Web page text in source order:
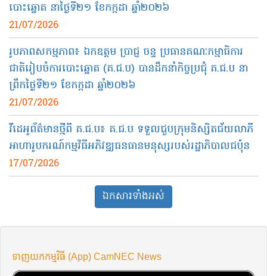
បោះឆ្នោត នាថ្ងៃទី២១ ខែកក្កដា ឆ្នាំ២០២៦
21/07/2026
រូបភាពសកម្មភាព៖ ឯកឧត្ដម ប្រាជ្ញ ចន្ទ ប្រធានគណៈកម្មាធិការ
ជាតិរៀបចំការបោះឆ្នោត (គ.ជ.ប) បានដឹកនាំកិច្ចប្រជុំ គ.ជ.ប នា
ព្រឹកថ្ងៃទី២១ ខែកក្កដា ឆ្នាំ២០២៦
21/07/2026
វីដេអូព័ត៌មាន​ថ្មី​ពី​ គ.ជ.ប៖​ គ.ជ.ប ទទួលជួបក្រុមនិស្សិតជ័យលាភី
អាហារូបករណ៍កម្មវិធីអភិវឌ្ឍធនធានមនុស្សរបស់រដ្ឋាភិបាលជប៉ុន
17/07/2026
ឯកសារ​ទាំងអស់
ទាញយកកម្មវិធី (App) CamNEC News